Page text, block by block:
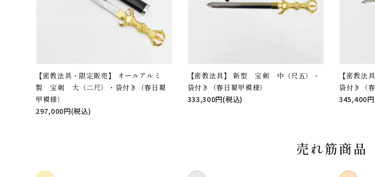
【密教法具・限定販売】 オールアルミ
製 宝剣 大（二尺）・袋付き（春日蜀
甲模様）
297,000円(税込)
【密教法具】 新型 宝剣 中（尺五）・
袋付き（春日蜀甲模様）
333,300円(税込)
【密教
袋付き（
345,400
売れ筋商品